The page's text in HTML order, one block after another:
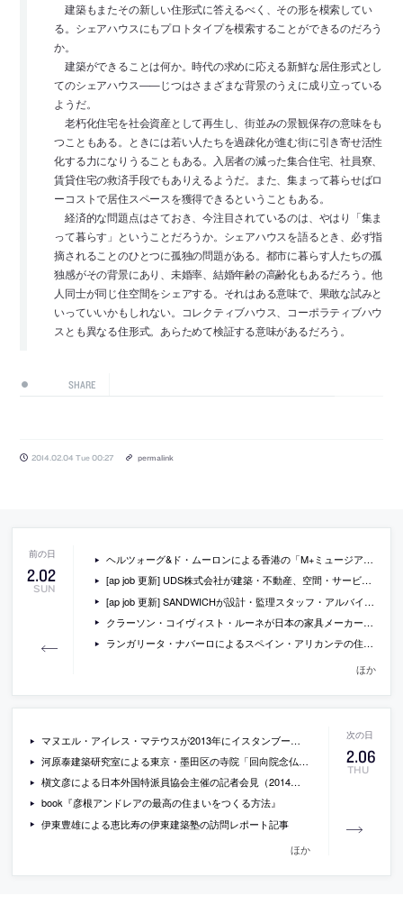
建築もまたその新しい住形式に答えるべく、その形を模索してい
る。シェアハウスにもプロトタイプを模索することができるのだろう
か。
建築ができることは何か。時代の求めに応える新鮮な居住形式とし
てのシェアハウス——じつはさまざまな背景のうえに成り立っている
ようだ。
老朽化住宅を社会資産として再生し、街並みの景観保存の意味をも
つこともある。ときには若い人たちを過疎化が進む街に引き寄せ活性
化する力になりうることもある。入居者の減った集合住宅、社員寮、
賃貸住宅の救済手段でもありえるようだ。また、集まって暮らせばロ
ーコストで居住スペースを獲得できるということもある。
経済的な問題点はさておき、今注目されているのは、やはり「集ま
って暮らす」ということだろうか。シェアハウスを語るとき、必ず指
摘されることのひとつに孤独の問題がある。都市に暮らす人たちの孤
独感がその背景にあり、未婚率、結婚年齢の高齢化もあるだろう。他
人同士が同じ住空間をシェアする。それはある意味で、果敢な試みと
いっていいかもしれない。コレクティブハウス、コーポラティブハウ
スとも異なる住形式。あらためて検証する意味があるだろう。
SHARE
2014.02.04 Tue 00:27 permalink
2.02
SUN
ヘルツォーグ&ド・ムーロンによる香港の「M+ミュージアム」を模型などで紹介している動画
[ap job 更新] UDS株式会社が建築・不動産、空間・サービスの企画・プロデューススタッフを募集中
[ap job 更新] SANDWICHが設計・監理スタッフ・アルバイト・インターンを募集中
クラーソン・コイヴィスト・ルーネが日本の家具メーカー・松創のためにデザインしたテーブルと椅子など
ランガリータ・ナバーロによるスペイン・アリカンテの住宅の写真
ほか
2.06
THU
マヌエル・アイレス・マテウスが2013年にイスタンブールで行ったレクチャーの動画
河原泰建築研究室による東京・墨田区の寺院「回向院念仏堂」
槇文彦による日本外国特派員協会主催の記者会見（2014年2月4日）の動画
book『彦根アンドレアの最高の住まいをつくる方法』
伊東豊雄による恵比寿の伊東建築塾の訪問レポート記事
ほか